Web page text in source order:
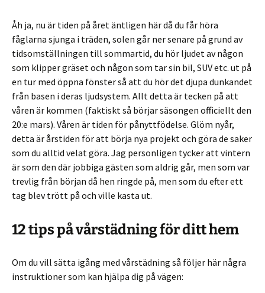
Åh ja, nu är tiden på året äntligen här då du får höra
fåglarna sjunga i träden, solen går ner senare på grund av
tidsomställningen till sommartid, du hör ljudet av någon
som klipper gräset och någon som tar sin bil, SUV etc. ut på
en tur med öppna fönster så att du hör det djupa dunkandet
från basen i deras ljudsystem. Allt detta är tecken på att
våren är kommen (faktiskt så börjar säsongen officiellt den
20:e mars). Våren är tiden för pånyttfödelse. Glöm nyår,
detta är årstiden för att börja nya projekt och göra de saker
som du alltid velat göra. Jag personligen tycker att vintern
är som den där jobbiga gästen som aldrig går, men som var
trevlig från början då hen ringde på, men som du efter ett
tag blev trött på och ville kasta ut.
12 tips på vårstädning för ditt hem
Om du vill sätta igång med vårstädning så följer här några
instruktioner som kan hjälpa dig på vägen: